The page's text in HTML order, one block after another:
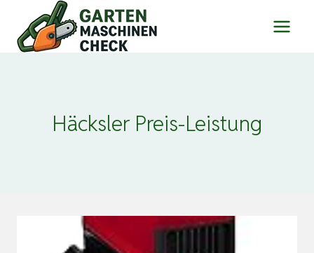
Inhalt
springen
Häcksler Preis-Leistung